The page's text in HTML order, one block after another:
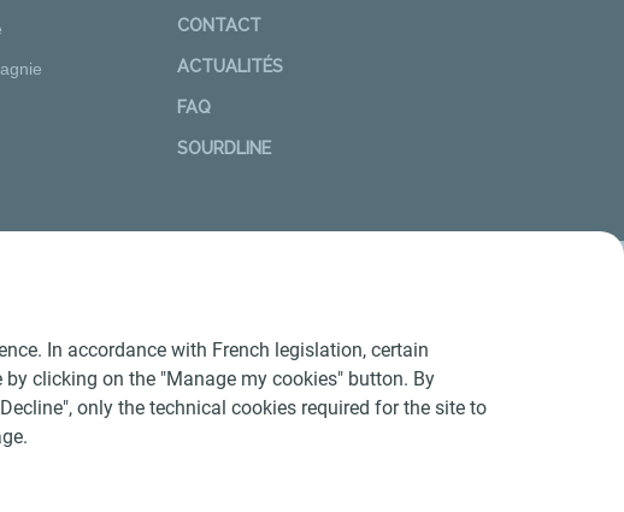
CONTACT
ACTUALITÉS
FAQ
SOURDLINE
In accordance with French legislation, certain
clicking on the "Manage my cookies" button. By
only the technical cookies required for the site to